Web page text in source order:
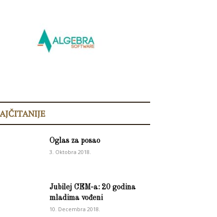
Oglas za posao
3. Oktobra 2018.
Jubilej CEM-a: 20 godina
mladima vođeni
10. Decembra 2018.